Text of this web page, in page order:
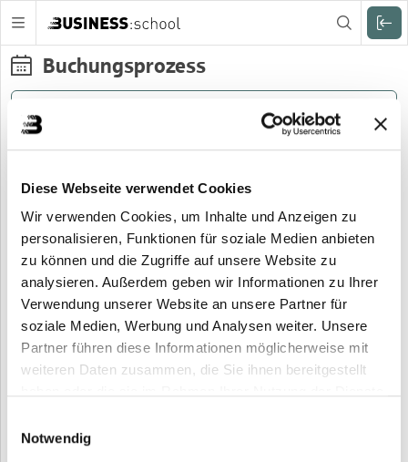
Diese Webseite verwendet Cookies
Wir verwenden Cookies, um Inhalte und Anzeigen zu
personalisieren, Funktionen für soziale Medien anbieten
zu können und die Zugriffe auf unsere Website zu
analysieren. Außerdem geben wir Informationen zu Ihrer
Verwendung unserer Website an unsere Partner für
soziale Medien, Werbung und Analysen weiter. Unsere
Partner führen diese Informationen möglicherweise mit
weiteren Daten zusammen, die Sie ihnen bereitgestellt
Notwendig
Zuklappen
Buchungsprozess
Veranstaltungsdetails Teilnehmerdaten Adressdaten
Titel:
BUSINESS:school: Online-Infoveranstaltung Fachwirte
Zeitraum:
09.03.2027
Veranstaltungsnr.:
80.200 2703
Dauer:
18:00 - 19:30